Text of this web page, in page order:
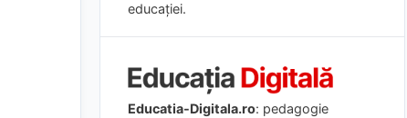
educației.
Educatia-Digitala.ro: pedagogie